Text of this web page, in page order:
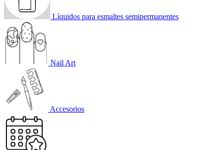
Líquidos para esmaltes semipermanentes
Nail Art
Accesorios